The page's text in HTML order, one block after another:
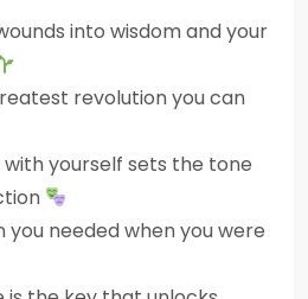
into wisdom and your
revolution you can
yourself sets the tone
you needed when you were